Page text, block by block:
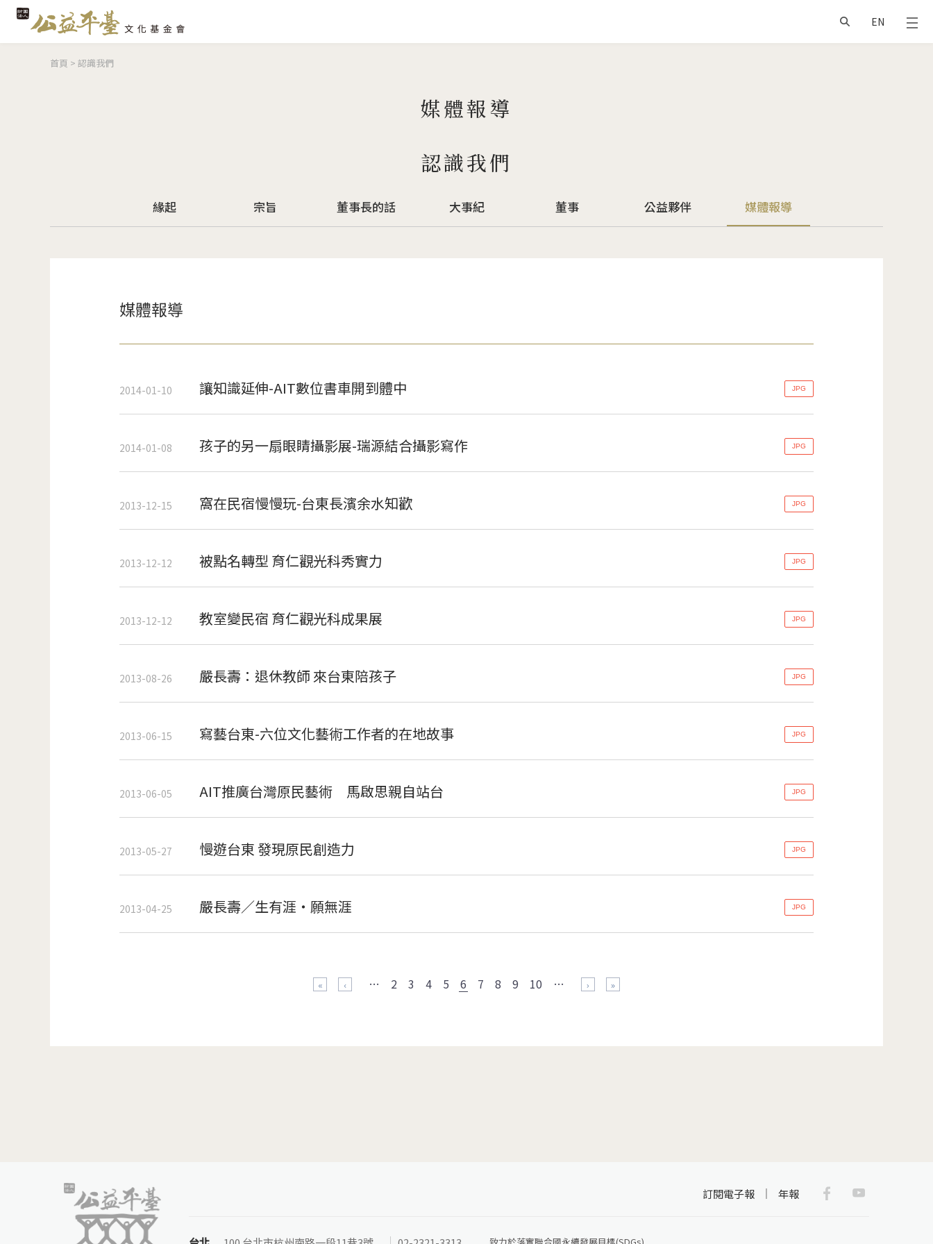
EN
您在這裡
首頁 > 認識我們
媒體報導
認識我們
緣起 宗旨 董事長的話 大事紀 董事 公益夥伴 媒體報導
媒體報導
2014-01-10 讓知識延伸-AIT數位書車開到體中 JPG
2014-01-08 孩子的另一扇眼睛攝影展-瑞源結合攝影寫作 JPG
2013-12-15 窩在民宿慢慢玩-台東長濱余水知歡 JPG
2013-12-12 被點名轉型 育仁觀光科秀實力 JPG
2013-12-12 教室變民宿 育仁觀光科成果展 JPG
2013-08-26 嚴長壽：退休教師 來台東陪孩子 JPG
2013-06-15 寫藝台東-六位文化藝術工作者的在地故事 JPG
2013-06-05 AIT推廣台灣原民藝術 馬啟思親自站台 JPG
2013-05-27 慢遊台東 發現原民創造力 JPG
2013-04-25 嚴長壽／生有涯‧願無涯 JPG
… 2 3 4 5 6 7 8 9 10 …
訂閱電子報 年報